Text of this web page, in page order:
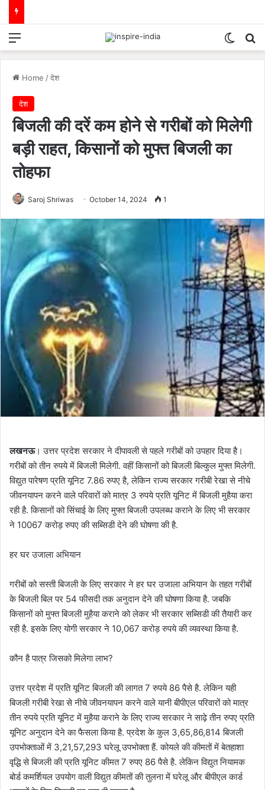
Menu
Home /देश
देश
बिजली की दरें कम होने से गरीबों को मिलेगी
बड़ी राहत, किसानों को मुफ्त बिजली का
तोहफा
Saroj Shriwas October 14, 2024 1
लखनऊ। उत्तर प्रदेश सरकार ने दीपावली से पहले गरीबों को उपहार दिया है।
गरीबों को तीन रुपये में बिजली मिलेगी. वहीं किसानों को बिजली बिल्कुल मुफ्त मिलेगी.
विद्युत पारेषण प्रति यूनिट 7.86 रुपए है, लेकिन राज्य सरकार गरीबी रेखा से नीचे
जीवनयापन करने वाले परिवारों को मात्र 3 रुपये प्रति यूनिट में बिजली मुहैया करा
रही है. किसानों को सिंचाई के लिए मुफ्त बिजली उपलब्ध कराने के लिए भी सरकार
ने 10067 करोड़ रुपए की सब्सिडी देने की घोषणा की है.
हर घर उजाला अभियान
गरीबों को सस्ती बिजली के लिए सरकार ने हर घर उजाला अभियान के तहत गरीबों
के बिजली बिल पर 54 फीसदी तक अनुदान देने की घोषणा किया है. जबकि
किसानों को मुफ्त बिजली मुहैया कराने को लेकर भी सरकार सब्सिडी की तैयारी कर
रही है. इसके लिए योगी सरकार ने 10,067 करोड़ रुपये की व्यवस्था किया है.
कौन है पात्र जिसको मिलेगा लाभ?
उत्तर प्रदेश में प्रति यूनिट बिजली की लागत 7 रुपये 86 पैसे है. लेकिन यही
बिजली गरीबी रेखा से नीचे जीवनयापन करने वाले यानी बीपीएल परिवारों को मात्र
तीन रुपये प्रति यूनिट में मुहैया कराने के लिए राज्य सरकार ने साढ़े तीन रुपए प्रति
यूनिट अनुदान देने का फैसला किया है. प्रदेश के कुल 3,65,86,814 बिजली
उपभोक्ताओं में 3,21,57,293 घरेलू उपभोक्ता हैं. कोयले की कीमतों में बेतहाशा
वृद्धि से बिजली की प्रति यूनिट कीमत 7 रुपए 86 पैसे है. लेकिन विद्युत नियामक
बोर्ड कमर्शियल उपयोग वाली विद्युत कीमतों की तुलना में घरेलू और बीपीएल कार्ड